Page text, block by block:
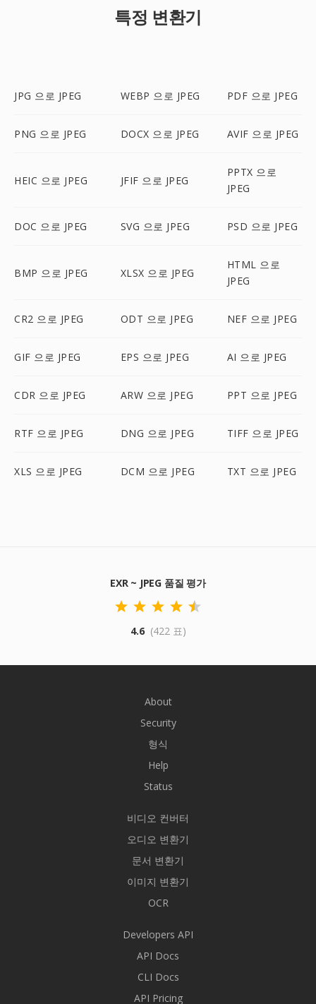
특정 변환기
JPG 으로 JPEG WEBP 으로 JPEG PDF 으로 JPEG
PNG 으로 JPEG DOCX 으로 JPEG AVIF 으로 JPEG
HEIC 으로 JPEG JFIF 으로 JPEG
PPTX 으로
JPEG
DOC 으로 JPEG SVG 으로 JPEG PSD 으로 JPEG
BMP 으로 JPEG XLSX 으로 JPEG
HTML 으로
JPEG
CR2 으로 JPEG ODT 으로 JPEG NEF 으로 JPEG
GIF 으로 JPEG EPS 으로 JPEG AI 으로 JPEG
CDR 으로 JPEG ARW 으로 JPEG PPT 으로 JPEG
RTF 으로 JPEG DNG 으로 JPEG TIFF 으로 JPEG
XLS 으로 JPEG DCM 으로 JPEG TXT 으로 JPEG
EXR ~ JPEG 품질 평가
4.6 (422 표)
About
Security
형식
Help
Status
비디오 컨버터
오디오 변환기
문서 변환기
이미지 변환기
OCR
Developers API
API Docs
CLI Docs
API Pricing